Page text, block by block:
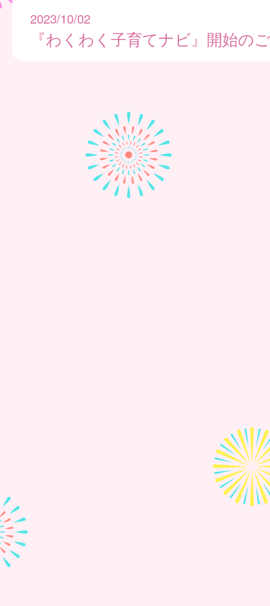
2023/10/02
『わくわく子育てナビ』開始の